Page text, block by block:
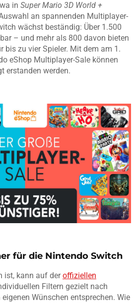
in Super Mario 3D World +
an spannenden Multiplayer-
wächst beständig: Über 1.500
– und mehr als 800 davon bieten
bis zu vier Spieler. Mit dem am 1.
eShop Multiplayer-Sale können
erstanden werden.
für die Nintendo Switch
ist, kann auf deroffiziellen
Filtern gezielt nach
Wünschen entsprechen. Wie